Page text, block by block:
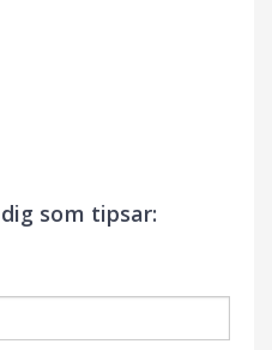
som tipsar: